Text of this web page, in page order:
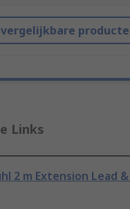
Links
2 m Extension Lead &